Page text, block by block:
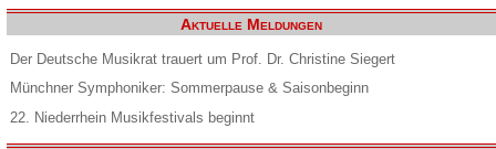
Aktuelle Meldungen
Der Deutsche Musikrat trauert um Prof. Dr. Christine Siegert
Münchner Symphoniker: Sommerpause & Saisonbeginn
22. Niederrhein Musikfestivals beginnt